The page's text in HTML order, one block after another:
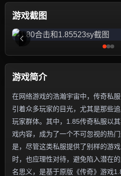
游戏截图
游戏简介
在网络游戏的浩瀚宇宙中，传奇私
引着众多玩家的目光，尤其是那些
玩家群体。其中，1.85传奇私服以
戏内容，成为了一个不可忽视的热
是，尽管这类私服提供了别样的游
时，也应理性对待，避免陷入潜在
名思义，是基于原版《传奇》游戏